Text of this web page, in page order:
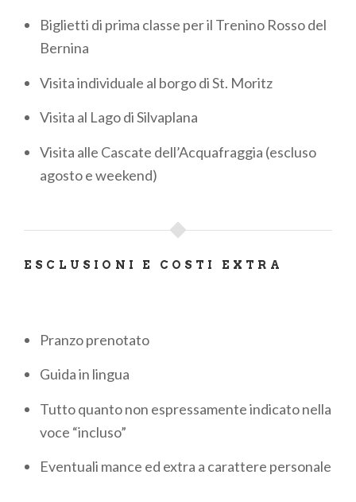
Biglietti di prima classe per il Trenino Rosso del
Bernina
Visita individuale al borgo di St. Moritz
Visita al Lago di Silvaplana
Visita alle Cascate dell’Acquafraggia (escluso
agosto e weekend)
ESCLUSIONI E COSTI EXTRA
Pranzo prenotato
Guida in lingua
Tutto quanto non espressamente indicato nella
voce “incluso”
Eventuali mance ed extra a carattere personale